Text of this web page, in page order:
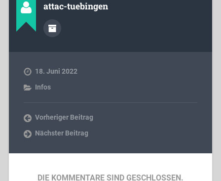
attac-tuebingen
18. Juni 2022
Infos
Vorheriger Beitrag
Nächster Beitrag
DIE KOMMENTARE SIND GESCHLOSSEN.